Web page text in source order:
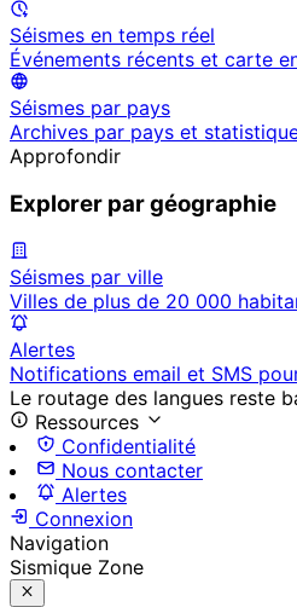
Séismes en temps réel
Événements récents et carte
Séismes par pays
Archives par pays et
Approfondir
Explorer par géographie
Séismes par ville
Villes de plus de 20 000
Alertes
Notifications email et SMS
Le routage des langues reste
Ressources
Confidentialité
Nous contacter
Alertes
Connexion
Navigation
Sismique Zone